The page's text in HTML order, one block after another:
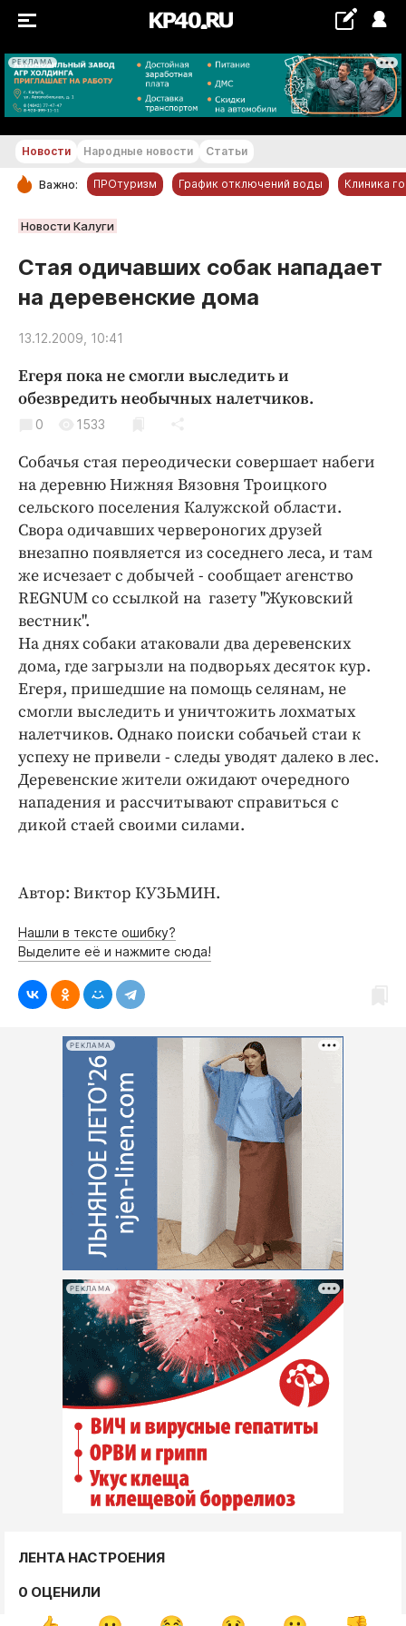
РЕКЛАМА
+18...+19 °С
РУБРИКИ
Новости компаний
Статьи
Народные новости
Благоустройство
Криминал
Недвижимость и ЖКХ
Образование
Общество
Погода
Праздники
Происшествия
Спорт
Экономика и бизнес
ПРОЕКТЫ
Блоги
Издания
Медиаперсона
Интересное чтиво
Работодатель года
Новости Народные новости Статьи
Важно: ПРОтуризм График отключений воды Клиника
Новости Калуги
Стая одичавших собак нападает
на деревенские дома
13.12.2009, 10:41
Егеря пока не смогли выследить и
обезвредить необычных налетчиков.
0 1533
Собачья стая переодически совершает набеги
на деревню Нижняя Вязовня Троицкого
сельского поселения Калужской области.
Свора одичавших червероногих друзей
внезапно появляется из соседнего леса, и там
же исчезает с добычей - сообщает агенство
REGNUM со ссылкой на газету "Жуковский
вестник".
На днях собаки атаковали два деревенских
дома, где загрызли на подворьях десяток кур.
Егеря, пришедшие на помощь селянам, не
смогли выследить и уничтожить лохматых
налетчиков. Однако поиски собачьей стаи к
успеху не привели - следы уводят далеко в лес.
Деревенские жители ожидают очередного
нападения и рассчитывают справиться с
дикой стаей своими силами.
Автор: Виктор КУЗЬМИН.
Нашли в тексте ошибку?
Выделите её и нажмите сюда!
РЕКЛАМА
РЕКЛАМА
ЛЕНТА НАСТРОЕНИЯ
0 ОЦЕНИЛИ